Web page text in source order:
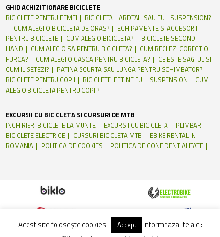
GHID ACHIZITIONARE BICICLETE
BICICLETE PENTRU FEMEI
BICICLETA HARDTAIL SAU FULLSUSPENSION?
CUM ALEGI O BICICLETA DE ORAS?
ECHIPAMENTE SI ACCESORII
PENTRU BICICLETE
CUM ALEG O BICICLETA?
BICICLETE SECOND
HAND
CUM ALEG O SA PENTRU BICICLETA?
CUM REGLEZI CORECT O
FURCA?
CUM ALEGI O CASCA PENTRU BICICLETA?
CE ESTE SAG-UL SI
CUM IL SETEZI?
PATINA SCURTA SAU LUNGA PENTRU SCHIMBATOR?
BICICLETE PENTRU COPII
BICICLETE IEFTINE FULL SUSPENSION
CUM
ALEG O BICICLETA PENTRU COPII?
EXCURSII CU BICICLETA SI CURSURI DE MTB
INCHIRIERI BICICLETE LA MUNTE
EXCURSII CU BICICLETA
PLIMBARI
BICICLETE ELECTRICE
CURSURI BICICLETA MTB
EBIKE RENTAL IN
ROMANIA
POLITICA DE COOKIES POLITICA DE CONFIDENTIALITATE
Acest site folosește cookies! Accept
Informeaza-te aici: